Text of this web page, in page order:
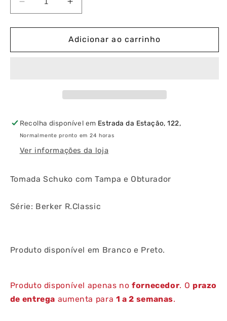
Diminuir
a
quantidade
Berker
e
Obturador
Aumentar
a
quantidade
de
Berker
e
Obturador
Adicionar ao carrinho
Recolha disponível em Estrada da Estação, 122,
Normalmente pronto em 24 horas
Ver informações da loja
Tomada Schuko com Tampa e Obturador
Série: Berker R.Classic
Produto disponível em Branco e Preto.
Produto disponível apenas nofornecedor. O prazo
de entrega aumenta para 1 a 2 semanas.